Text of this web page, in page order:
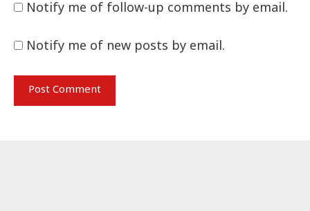
Notify me of follow-up comments by email.
Notify me of new posts by email.